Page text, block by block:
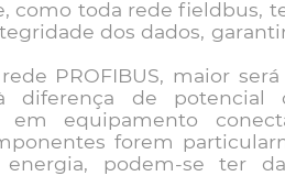
como toda rede fieldbus,
dos dados,
PROFIBUS, maior
diferença de potencial
equipamento
forem
podem-se ter